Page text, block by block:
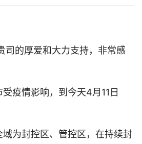
司的厚爱和大力支持，非常感
疫情影响，到今天4月11日
域为封控区、管控区，在持续封